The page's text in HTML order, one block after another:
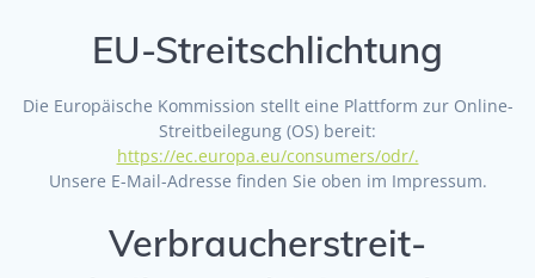
EU-Streitschlichtung
Die Europäische Kommission stellt eine Plattform zur Online-
Streitbeilegung (OS) bereit:
https://ec.europa.eu/consumers/odr/.
Unsere E-Mail-Adresse finden Sie oben im Impressum.
Verbraucher­streit­